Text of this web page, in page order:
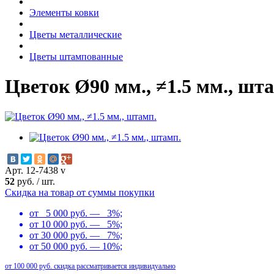
Элементы ковки
Цветы металлические
Цветы штампованные
Цветок Ø90 мм., ≠1.5 мм.,
Арт. 12-7438 v
52 руб. /шт.
Скидка на товар от суммы покупки
от 5 000 руб. — 3%;
от 10 000 руб. — 5%;
от 30 000 руб. — 7%;
от 50 000 руб. — 10%;
от 100 000 руб. скидка рассматривается индивидуально